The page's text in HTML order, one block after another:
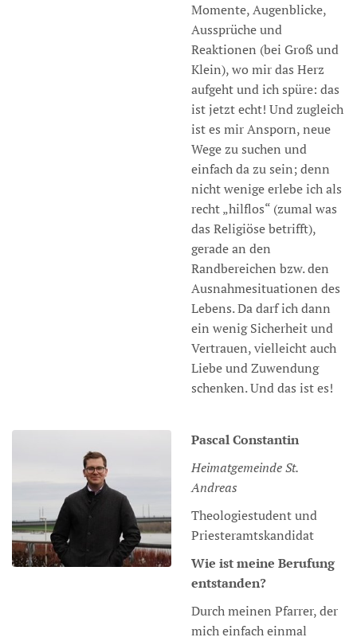
Momente, Augenblicke,
Aussprüche und
Reaktionen (bei Groß und
Klein), wo mir das Herz
aufgeht und ich spüre: das
ist jetzt echt! Und zugleich
ist es mir Ansporn, neue
Wege zu suchen und
einfach da zu sein; denn
nicht wenige erlebe ich als
recht „hilflos“ (zumal was
das Religiöse betrifft),
gerade an den
Randbereichen bzw. den
Ausnahmesituationen des
Lebens. Da darf ich dann
ein wenig Sicherheit und
Vertrauen, vielleicht auch
Liebe und Zuwendung
schenken. Und das ist es!
PascalConstantin
Heimatgemeinde St.
Andreas
Theologiestudent und
Priesteramtskandidat
Wie ist meine Berufung
entstanden?
Durch meinen Pfarrer, der
mich einfach einmal